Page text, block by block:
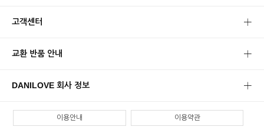
고객센터
교환 반품 안내
DANILOVE 회사 정보
이용안내 이용약관